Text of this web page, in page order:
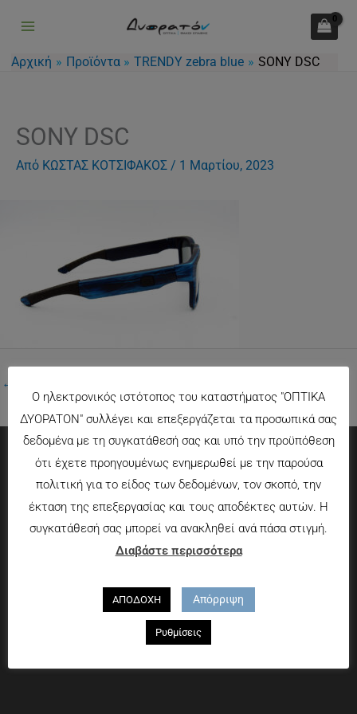
περιεχόμενο
Αρχική Προϊόντα TRENDY zebra blue SONY DSC
SONY DSC
Από ΚΩΣΤΑΣ ΚΟΤΣΙΦΑΚΟΣ / 1 Μαρτίου, 2023
←
Πληροφορίες
Τρόποι πληρωμής
Τρόποι αποστολής
Πολιτική επιστροφών
Που θα μας βρείτε
Χαροκόπου 13-15, Αθήνα 176 72
Ο ηλεκτρονικός ιστότοπος του καταστήματος "ΟΠΤΙΚΑ
ΔΥΟΡΑΤΟΝ" συλλέγει και επεξεργάζεται τα προσωπικά σας
δεδομένα με τη συγκατάθεσή σας και υπό την προϋπόθεση
ότι έχετε προηγουμένως ενημερωθεί με την παρούσα
πολιτική για το είδος των δεδομένων, τον σκοπό, την
έκταση της επεξεργασίας και τους αποδέκτες αυτών. Η
συγκατάθεσή σας μπορεί να ανακληθεί ανά πάσα στιγμή.
Διαβάστε περισσότερα
ΑΠΟΔΟΧΗ Απόρριψη
Ρυθμίσεις